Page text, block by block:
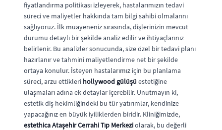
fiyatlandırma politikası izleyerek, hastalarımızın tedavi
süreci ve maliyetler hakkında tam bilgi sahibi olmalarını
sağlıyoruz. İlk muayeneniz sırasında, dişlerinizin mevcut
durumu detaylı bir şekilde analiz edilir ve ihtiyaçlarınız
belirlenir. Bu analizler sonucunda, size özel bir tedavi planı
hazırlanır ve tahmini maliyetlendirme net bir şekilde
ortaya konulur. İsteyen hastalarımız için bu planlama
süreci, arzu ettikleri hollywood gülüşü estetiğine
ulaşmaları adına ek detaylar içerebilir. Unutmayın ki,
estetik diş hekimliğindeki bu tür yatırımlar, kendinize
yapacağınız en büyük iyiliklerden biridir. Kliniğimizde,
estethica Ataşehir Cerrahi Tıp Merkeziolarak, bu değerli